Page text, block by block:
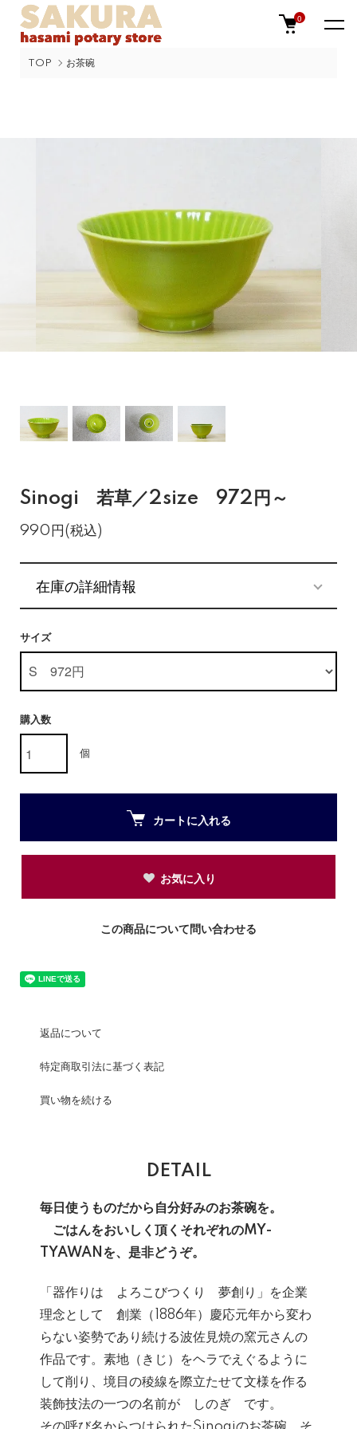
0
TOP お茶碗
Sinogi 若草／2size 972円～
990円(税込)
在庫の詳細情報
サイズ
購入数
個
カートに入れる
お気に入り
この商品について問い合わせる
返品について
特定商取引法に基づく表記
買い物を続ける
DETAIL
毎日使うものだから自分好みのお茶碗を。
ごはんをおいしく頂くそれぞれのMY-
TYAWANを、是非どうぞ。
「器作りは よろこびつくり 夢創り」を企業
理念として 創業（1886年）慶応元年から変わ
らない姿勢であり続ける波佐見焼の窯元さんの
作品です。素地（きじ）をヘラでえぐるように
して削り、境目の稜線を際立たせて文様を作る
装飾技法の一つの名前が しのぎ です。